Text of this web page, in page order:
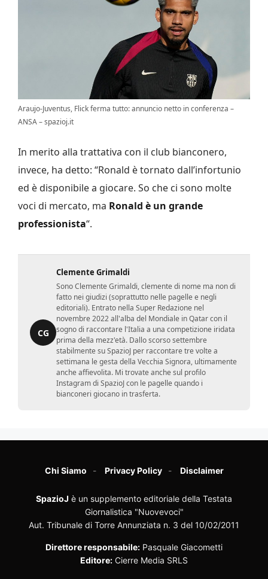
Araujo-Juventus, Flick ferma tutto: annuncio netto in conferenza –
ANSA – spazioj.it
In merito alla trattativa con il club bianconero,
invece, ha detto: “Ronald è tornato dall’infortunio
ed è disponibile a giocare. So che ci sono molte
voci di mercato, ma Ronald è un grande
professionista“.
CG
Clemente Grimaldi
Sono Clemente Grimaldi, clemente di nome ma non di
fatto nei giudizi (soprattutto nelle pagelle e negli
editoriali). Entrato nella Super Redazione nel
novembre 2022 all'alba del Mondiale in Qatar con il
sogno di raccontare l'Italia a una competizione iridata
prima della mezz'età. Dallo scorso settembre
stabilmente su SpazioJ per raccontare tre volte a
settimana le gesta della Vecchia Signora, ultimamente
anche affievolita. Mi trovate anche sul profilo
Instagram di SpazioJ con le pagelle quando i
bianconeri giocano in trasferta.
Chi Siamo Privacy Policy Disclaimer
SpazioJ è un supplemento editoriale della Testata
Giornalistica "Nuovevoci"
Aut. Tribunale di Torre Annunziata n. 3 del 10/02/2011
Direttore responsabile: Pasquale Giacometti
Editore: Cierre Media SRLS